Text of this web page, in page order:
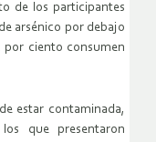
de los participantes
arsénico por debajo
por ciento consumen
estar contaminada,
que presentaron